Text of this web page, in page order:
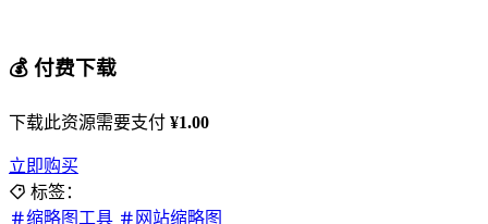
💰 付费下载
下载此资源需要支付 ¥1.00
立即购买
标签：
缩略图工具
网站缩略图